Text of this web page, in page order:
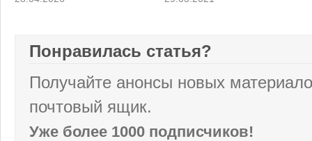
Понравилась статья?
Получайте анонсы новых
почтовый ящик.
Уже более 1000 подписчиков!